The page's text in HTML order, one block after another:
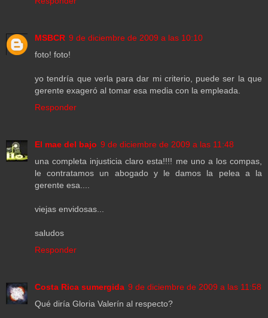
MSBCR 9 de diciembre de 2009 a las 10:10
foto! foto!
yo tendría que verla para dar mi criterio, puede ser la que
gerente exageró al tomar esa media con la empleada.
Responder
El mae del bajo 9 de diciembre de 2009 a las 11:48
una completa injusticia claro esta!!!! me uno a los compas,
le contratamos un abogado y le damos la pelea a la
gerente esa....
viejas envidosas...
saludos
Responder
Costa Rica sumergida 9 de diciembre de 2009 a las 11:58
Qué diría Gloria Valerín al respecto?